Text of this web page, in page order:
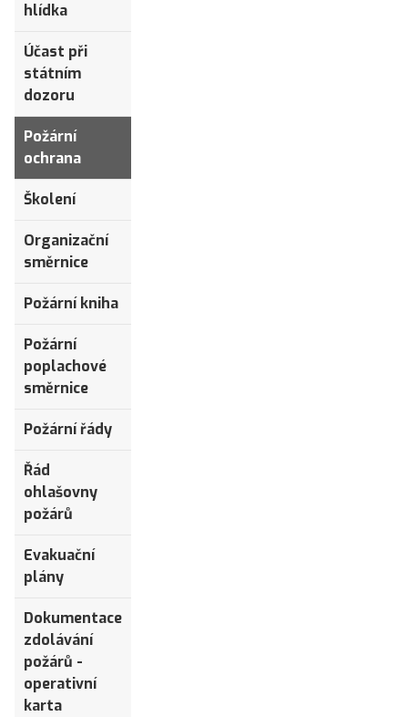
hlídka
Účast při
státním
dozoru
Požární
ochrana
Školení
Organizační
směrnice
Požární kniha
Požární
poplachové
směrnice
Požární řády
Řád
ohlašovny
požárů
Evakuační
plány
Dokumentace
zdolávání
požárů -
operativní
karta